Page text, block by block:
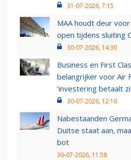
31-07-2026, 7:15
MAA houdt deur
open tijdens sluiting
30-07-2026, 14:30
Business en First
belangrijker voor Air
‘investering betaalt
30-07-2026, 12:10
Nabestaanden
Duitse staat aan,
bot
30-07-2026, 11:58